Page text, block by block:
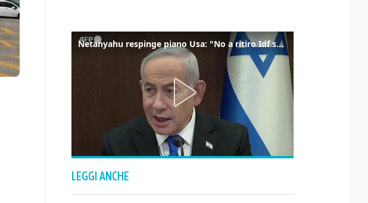
Netanyahu respinge piano Usa: "No a ritiro Idf senza disarmo Hamas"
LEGGI ANCHE